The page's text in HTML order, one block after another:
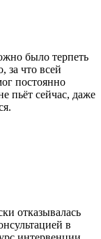
было терпеть
за что всей
постоянно
пьёт сейчас, даже
отказывалась
в